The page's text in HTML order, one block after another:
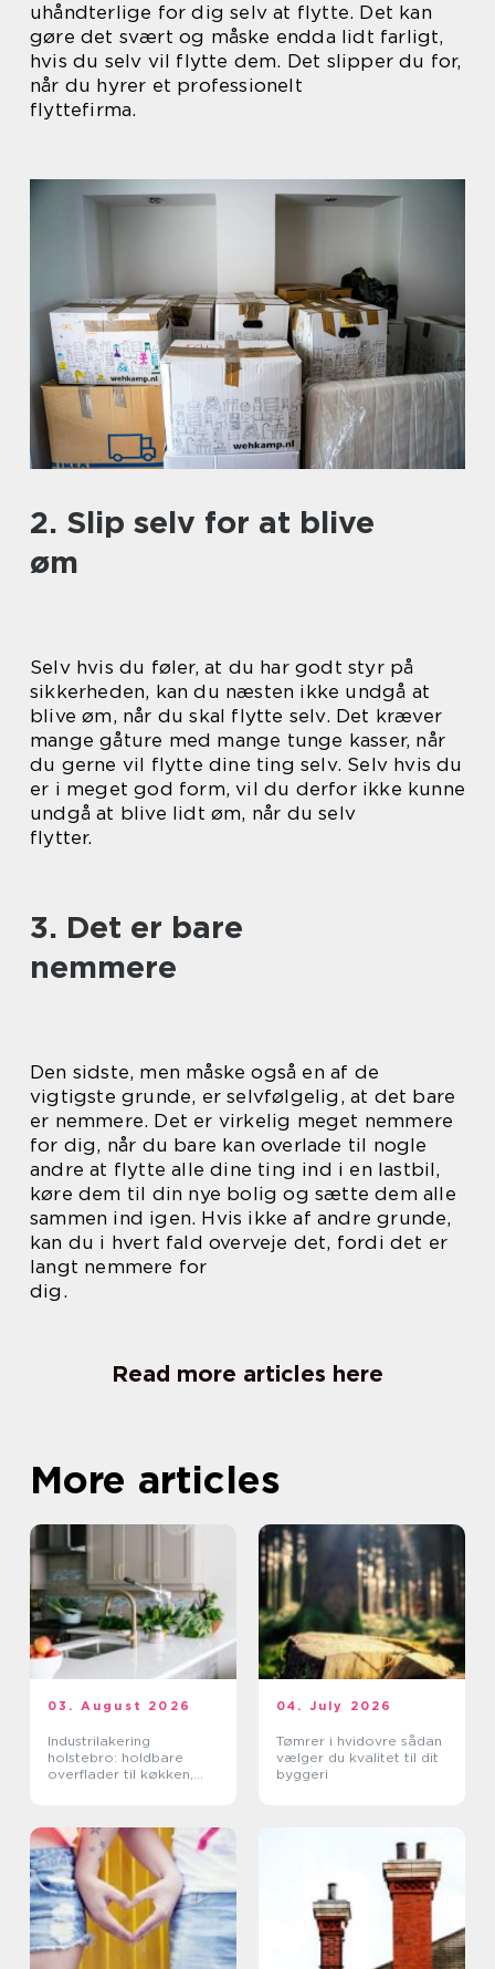
uhåndterlige for dig selv at flytte. Det kan
gøre det svært og måske endda lidt farligt,
hvis du selv vil flytte dem. Det slipper du for,
når du hyrer et professionelt
flyttefirma.
2. Slip selv for at blive
øm
Selv hvis du føler, at du har godt styr på
sikkerheden, kan du næsten ikke undgå at
blive øm, når du skal flytte selv. Det kræver
mange gåture med mange tunge kasser, når
du gerne vil flytte dine ting selv. Selv hvis du
er i meget god form, vil du derfor ikke kunne
undgå at blive lidt øm, når du selv
flytter.
3. Det er bare
nemmere
Den sidste, men måske også en af de
vigtigste grunde, er selvfølgelig, at det bare
er nemmere. Det er virkelig meget nemmere
for dig, når du bare kan overlade til nogle
andre at flytte alle dine ting ind i en lastbil,
køre dem til din nye bolig og sætte dem alle
sammen ind igen. Hvis ikke af andre grunde,
kan du i hvert fald overveje det, fordi det er
langt nemmere for
dig.
Read more articles here
More articles
03. August 2026
Industrilakering
holstebro: holdbare
overflader til køkken,
04. July 2026
Tømrer i hvidovre sådan
vælger du kvalitet til dit
byggeri